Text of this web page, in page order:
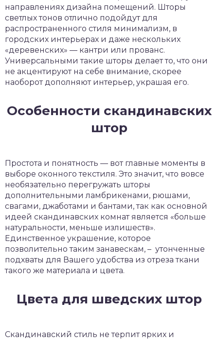
направлениях дизайна помещений. Шторы
светлых тонов отлично подойдут для
распространенного стиля минимализм, в
городских интерьерах и даже нескольких
«деревенских» — кантри или прованс.
Универсальными такие шторы делает то, что они
не акцентируют на себе внимание, скорее
наоборот дополняют интерьер, украшая его.
Особенности скандинавских
штор
Простота и понятность — вот главные моменты в
выборе оконного текстиля. Это значит, что вовсе
необязательно перегружать шторы
дополнительными ламбрикенами, рюшами,
свагами, джаботами и бантами, так как основной
идеей скандинавских комнат является «больше
натуральности, меньше излишеств».
Единственное украшение, которое
позволительно таким занавескам, – утонченные
подхваты для Вашего удобства из отреза ткани
такого же материала и цвета.
Цвета для шведских штор
Скандинавский стиль не терпит ярких и